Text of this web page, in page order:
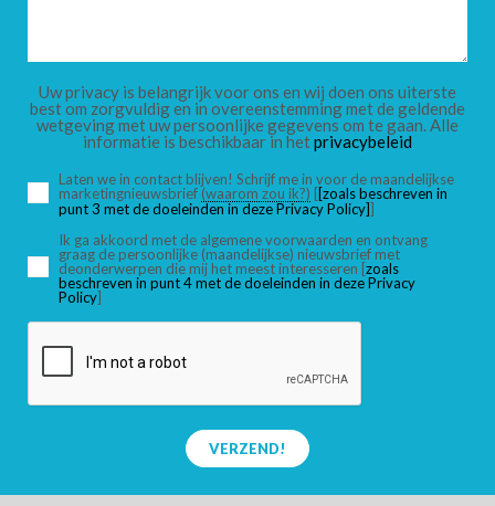
Uw privacy is belangrijk voor ons en wij doen ons uiterste
best om zorgvuldig en in overeenstemming met de geldende
wetgeving met uw persoonlijke gegevens om te gaan. Alle
informatie is beschikbaar in hetprivacybeleid
Laten we in contact blijven! Schrijf me in voor de maandelijkse
marketingnieuwsbrief (waarom zou ik?) [[zoals beschreven in
punt 3 met de doeleinden in deze Privacy Policy]]
Ik ga akkoord met de algemene voorwaarden en ontvang
graag de persoonlijke (maandelijkse) nieuwsbrief met
deonderwerpen die mij het meest interesseren [zoals
beschreven in punt 4 met de doeleinden in deze Privacy
Policy]
VERZEND!